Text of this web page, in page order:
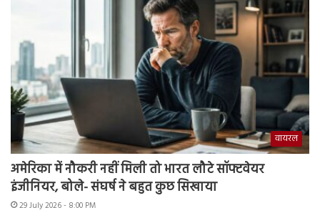
वायरल
अमेरिका में नौकरी नहीं मिली तो भारत लौटे सॉफ्टवेयर
इंजीनियर, बोले- संघर्ष ने बहुत कुछ सिखाया
29 July 2026 - 8:00 PM